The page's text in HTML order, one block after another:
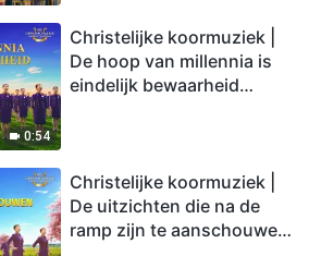
0:54
Christelijke koormuziek |
De hoop van millennia is
eindelijk bewaarheid
Christelijke koormuziek |
De uitzichten die na de
ramp zijn te aanschouwen